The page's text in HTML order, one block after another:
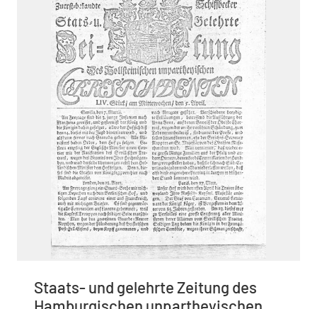
Staats- und gelehrte Zeitung des